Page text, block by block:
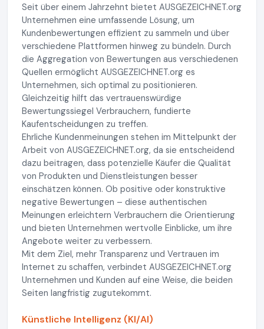
Seit über einem Jahrzehnt bietet AUSGEZEICHNET.org
Unternehmen eine umfassende Lösung, um
Kundenbewertungen effizient zu sammeln und über
verschiedene Plattformen hinweg zu bündeln. Durch
die Aggregation von Bewertungen aus verschiedenen
Quellen ermöglicht AUSGEZEICHNET.org es
Unternehmen, sich optimal zu positionieren.
Gleichzeitig hilft das vertrauenswürdige
Bewertungssiegel Verbrauchern, fundierte
Kaufentscheidungen zu treffen.
Ehrliche Kundenmeinungen stehen im Mittelpunkt der
Arbeit von AUSGEZEICHNET.org, da sie entscheidend
dazu beitragen, dass potenzielle Käufer die Qualität
von Produkten und Dienstleistungen besser
einschätzen können. Ob positive oder konstruktive
negative Bewertungen – diese authentischen
Meinungen erleichtern Verbrauchern die Orientierung
und bieten Unternehmen wertvolle Einblicke, um ihre
Angebote weiter zu verbessern.
Mit dem Ziel, mehr Transparenz und Vertrauen im
Internet zu schaffen, verbindet AUSGEZEICHNET.org
Unternehmen und Kunden auf eine Weise, die beiden
Seiten langfristig zugutekommt.
Künstliche Intelligenz (KI/AI)